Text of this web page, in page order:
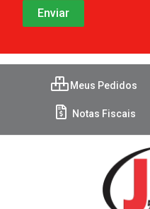
Meus Pedidos
Notas Fiscais